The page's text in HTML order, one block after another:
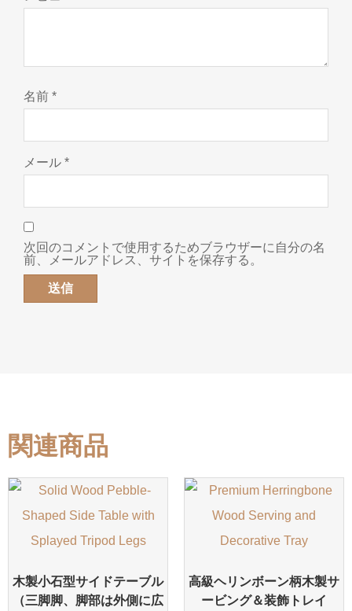
名前 *
メール *
次回のコメントで使用するためブラウザーに自分の名
前、メールアドレス、サイトを保存する。
関連商品
木製小石型サイドテーブル
（三脚脚、脚部は外側に広
高級ヘリンボーン柄木製サ
ービング＆装飾トレイ